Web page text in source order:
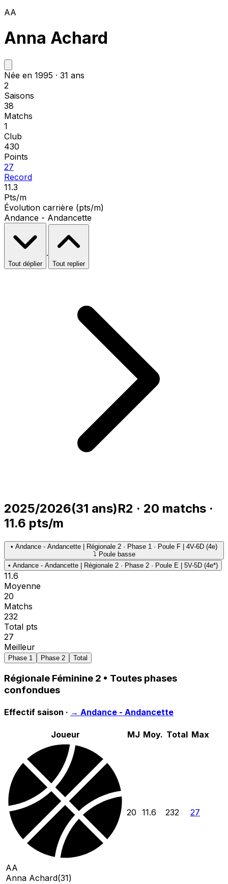
AA
Anna Achard
Née en 1995 · 31 ans
2
Saisons
38
Matchs
1
Club
430
Points
27
Record
11.3
Pts/m
Évolution carrière (pts/m)
Andance - Andancette
Tout déplier
·
Tout replier
2025/2026(31 ans)R2 · 20 matchs ·
11.6 pts/m
• Andance - Andancette | Régionale 2 · Phase 1 · Poule F | 4V-6D (4e)
⤵ Poule basse
• Andance - Andancette | Régionale 2 · Phase 2 · Poule E | 5V-5D (4e*)
11.6
Moyenne
20
Matchs
232
Total pts
27
Meilleur
Phase 1 Phase 2 Total
Régionale Féminine 2 • Toutes phases
confondues
Effectif saison · → Andance - Andancette
Joueur MJ Moy. Total Max
AA
Anna Achard(31)
20 11.6 232 27